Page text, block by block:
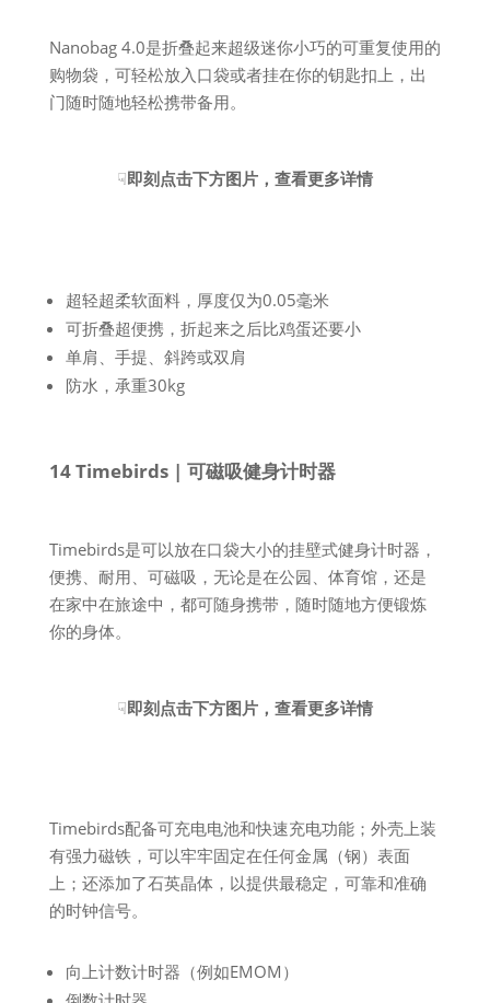
Nanobag 4.0是折叠起来超级迷你小巧的可重复使用的
购物袋，可轻松放入口袋或者挂在你的钥匙扣上，出
门随时随地轻松携带备用。
☟即刻点击下方图片，查看更多详情
超轻超柔软面料，厚度仅为0.05毫米
可折叠超便携，折起来之后比鸡蛋还要小
单肩、手提、斜跨或双肩
防水，承重30kg
14 Timebirds | 可磁吸健身计时器
Timebirds是可以放在口袋大小的挂壁式健身计时器，
便携、耐用、可磁吸，无论是在公园、体育馆，还是
在家中在旅途中，都可随身携带，随时随地方便锻炼
你的身体。
☟即刻点击下方图片，查看更多详情
Timebirds配备可充电电池和快速充电功能；外壳上装
有强力磁铁，可以牢牢固定在任何金属（钢）表面
上；还添加了石英晶体，以提供最稳定，可靠和准确
的时钟信号。
向上计数计时器（例如EMOM）